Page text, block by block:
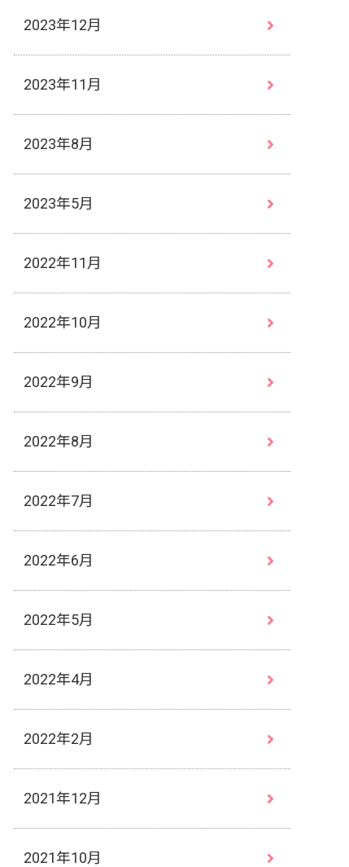
2023年12月
2023年11月
2023年8月
2023年5月
2022年11月
2022年10月
2022年9月
2022年8月
2022年7月
2022年6月
2022年5月
2022年4月
2022年2月
2021年12月
2021年10月